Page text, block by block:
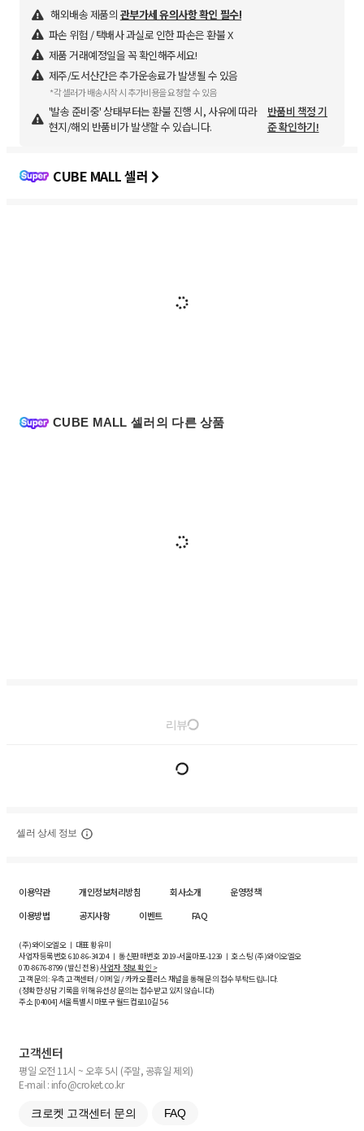
해외배송 제품의 관부가세 유의사항 확인 필수!
파손 위험 / 택배사 과실로 인한 파손은 환불 X
제품 거래예정일을 꼭 확인해주세요!
제주/도서산간은 추가운송료가 발생될 수 있음
*각 셀러가 배송시작 시 추가비용을 요청할 수 있음
'발송 준비중' 상태부터는 환불 진행 시, 사유에 따라
현지/해외 반품비가 발생할 수 있습니다.
반품비 책정 기
준 확인하기!
CUBE MALL 셀러
CUBE MALL 셀러의 다른 상품
리뷰
셀러 상세 정보
이용약관 개인정보처리방침 회사소개
운영정책
이용방법
공지사항 이벤트 FAQ
(주)와이오엘오 ㅣ 대표 황유미
사업자등록번호610-86-34204ㅣ 통신판매번호 2019-서울마포-1239 ㅣ 호스팅 (주)와이오엘오
070-8676-8799 (발신 전용)사업자 정보 확인 >
고객 문의: 우측 고객센터 / 이메일 / 카카오플러스 채널을 통해 문의 접수 부탁드립니다.
(정확한 상담 기록을 위해 유선상 문의는 접수받고 있지 않습니다)
주소 [04004] 서울특별시 마포구 월드컵로10길5-6
고객센터
평일 오전 11시 ~ 오후 5시 (주말, 공휴일 제외)
E-mail : info@croket.co.kr
크로켓 고객센터 문의 FAQ